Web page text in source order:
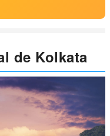
de Kolkata